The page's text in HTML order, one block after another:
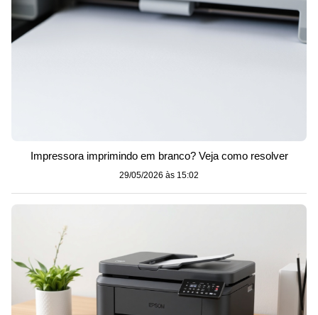
Impressora imprimindo em branco? Veja como resolver
29/05/2026 às 15:02